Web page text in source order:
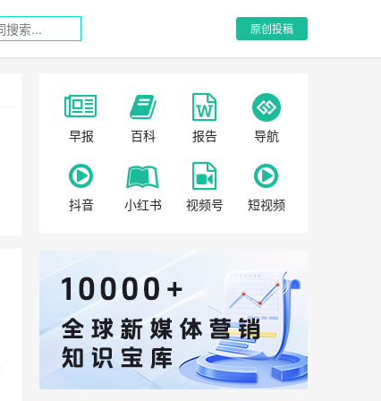
原创投稿
早报 百科 报告 导航
抖音 小红书 视频号 短视频